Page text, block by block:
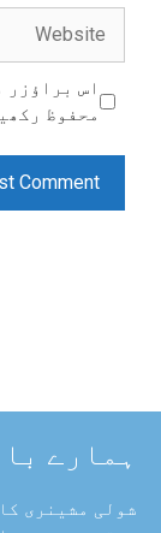
اس
محفوظ
ہمارے
شولی مشینری